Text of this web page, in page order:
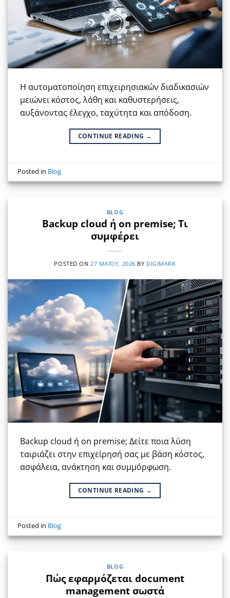
Η αυτοματοποίηση επιχειρησιακών διαδικασιών
μειώνει κόστος, λάθη και καθυστερήσεις,
αυξάνοντας έλεγχο, ταχύτητα και απόδοση.
CONTINUE READING →
Posted in Blog
BLOG
Backup cloud ή on premise; Τι
συμφέρει
POSTED ON27 ΜΑΪ́ΟΥ, 2026 BY DIGIMARK
Backup cloud ή on premise; Δείτε ποια λύση
ταιριάζει στην επιχείρησή σας με βάση κόστος,
ασφάλεια, ανάκτηση και συμμόρφωση.
CONTINUE READING →
Posted in Blog
BLOG
Πώς εφαρμόζεται document
management σωστά